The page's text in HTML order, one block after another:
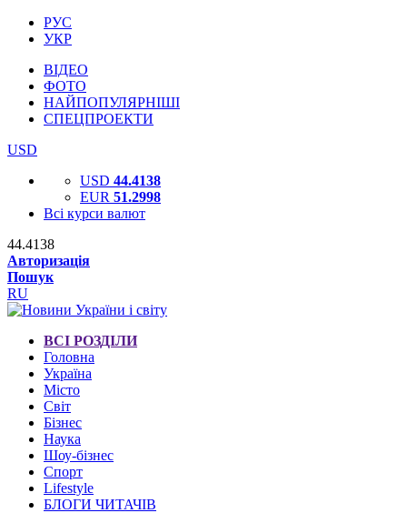
РУС
УКР
ВІДЕО
ФОТО
НАЙПОПУЛЯРНІШІ
СПЕЦПРОЕКТИ
USD
USD 44.4138
EUR 51.2998
Всі курси валют
44.4138
Авторизація
Пошук
RU
ВСІ РОЗДІЛИ
Головна
Україна
Місто
Світ
Бізнес
Наука
Шоу-бізнес
Спорт
Lifestyle
БЛОГИ ЧИТАЧІВ